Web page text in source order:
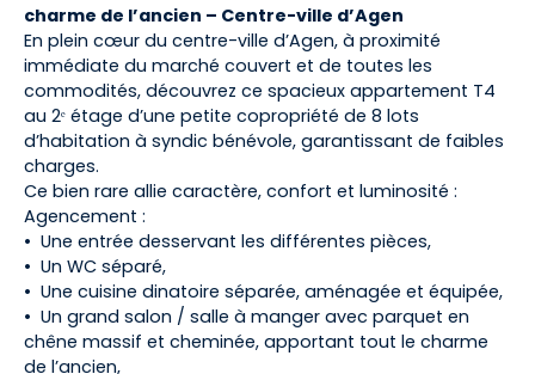
charme de l’ancien – Centre-ville d’Agen
En plein cœur du centre-ville d’Agen, à proximité
immédiate du marché couvert et de toutes les
commodités, découvrez ce spacieux appartement T4
au 2ᵉ étage d’une petite copropriété de 8 lots
d’habitation à syndic bénévole, garantissant de faibles
charges.
Ce bien rare allie caractère, confort et luminosité :
Agencement :
Une entrée desservant les différentes pièces,
Un WC séparé,
Une cuisine dinatoire séparée, aménagée et équipée,
Un grand salon / salle à manger avec parquet en
chêne massif et cheminée, apportant tout le charme
de l’ancien,